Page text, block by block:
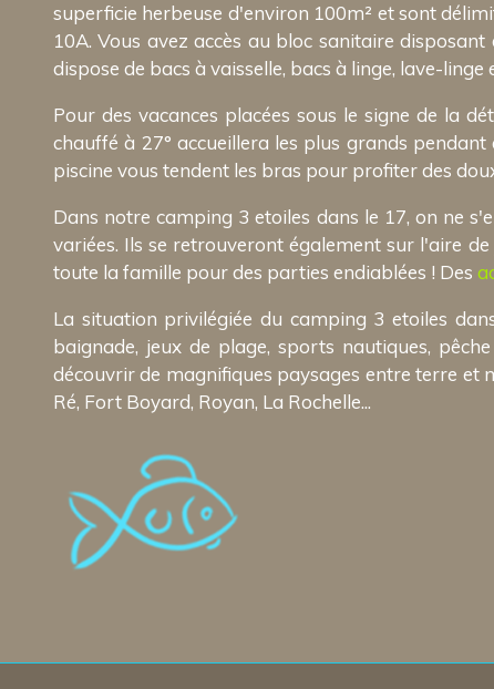
superficie herbeuse d'environ 100m² et sont
10A. Vous avez accès au bloc sanitaire
dispose de bacs à vaisselle, bacs à linge, lave-linge
Pour des vacances placées sous le signe de la
chauffé à 27° accueillera les plus grands
piscine vous tendent les bras pour profiter des
Dans notre camping 3 etoiles dans le 17, on ne
variées. Ils se retrouveront également sur l'aire
toute la famille pour des parties endiablées ! Des
La situation privilégiée du camping 3 etoiles
baignade, jeux de plage, sports nautiques,
découvrir de magnifiques paysages entre terre et
Ré, Fort Boyard, Royan, La Rochelle...